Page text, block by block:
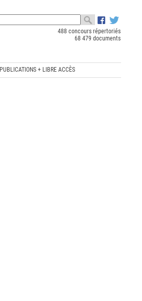
488 concours répertoriés
68 479 documents
PUBLICATIONS + LIBRE ACCÈS